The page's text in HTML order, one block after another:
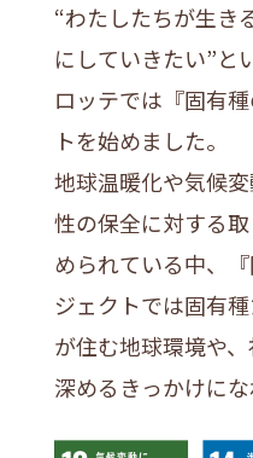
“わたしたちが生き
にしていきたい”と
ロッテでは『固有
トを始めました。
地球温暖化や気候
性の保全に対する
められている中、
ジェクトでは固有
が住む地球環境や
深めるきっかけにな